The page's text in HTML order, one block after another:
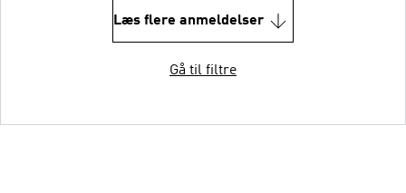
Læs flere anmeldelser
Gå til filtre